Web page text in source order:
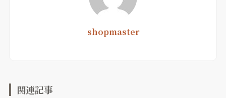
shopmaster
関連記事